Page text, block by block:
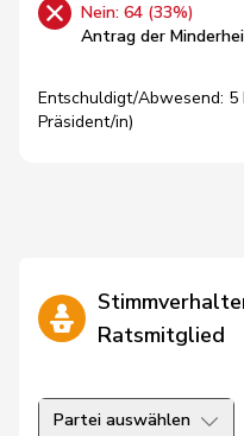
Nein: 64 (33%)
Antrag der
Entschuldigt/Abwesend: 5
Präsident/in)
Ratsmitglied
Partei auswählen